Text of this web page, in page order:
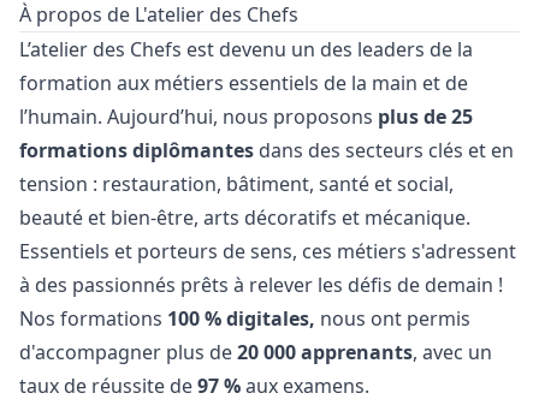
À propos de L'atelier des Chefs
L’atelier des Chefs est devenu un des leaders de la
formation aux métiers essentiels de la main et de
l’humain. Aujourd’hui, nous proposons plus de 25
formations diplômantes dans des secteurs clés et en
tension : restauration, bâtiment, santé et social,
beauté et bien-être, arts décoratifs et mécanique.
Essentiels et porteurs de sens, ces métiers s'adressent
à des passionnés prêts à relever les défis de demain !
Nos formations 100 % digitales, nous ont permis
d'accompagner plus de20 000 apprenants, avec un
taux de réussite de97 %aux examens.